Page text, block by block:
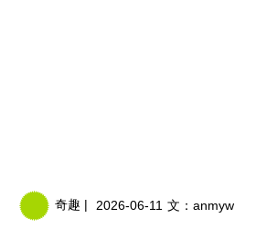
奇趣 | 2026-06-11 文： anmyw